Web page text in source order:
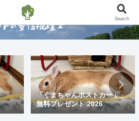
「くまちゃんポストカード」
無料プレゼント 2026
Search